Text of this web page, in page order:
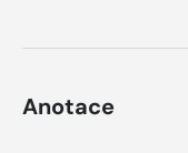
Anotace